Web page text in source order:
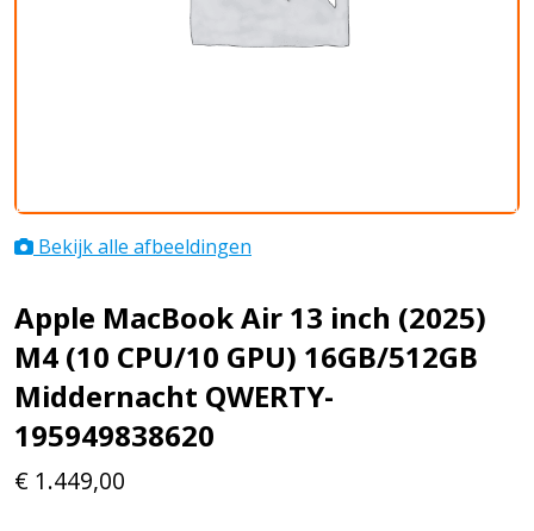
Bekijk alle afbeeldingen
Apple MacBook Air 13 inch (2025)
M4 (10 CPU/10 GPU) 16GB/512GB
Middernacht QWERTY-
195949838620
€ 1.449,00